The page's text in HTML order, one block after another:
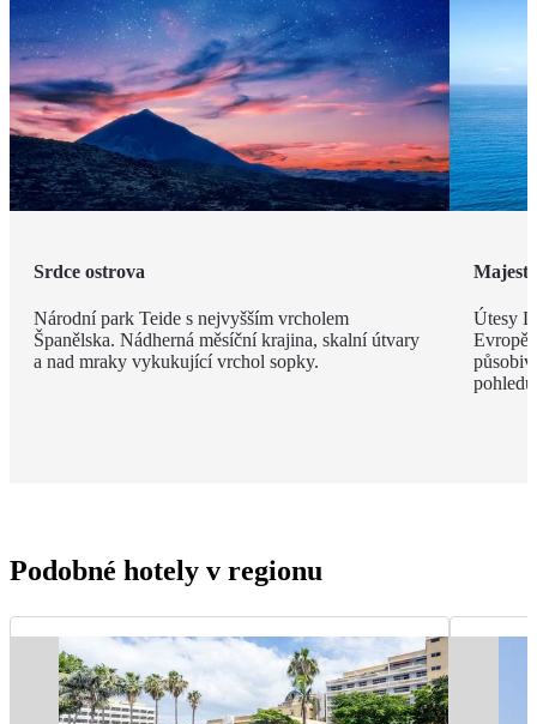
Srdce ostrova
Národní park Teide s nejvyšším vrcholem
Španělska. Nádherná měsíční krajina, skalní útvary
a nad mraky vykukující vrchol sopky.
Útesy
Evropě,
Podobné hotely v regionu